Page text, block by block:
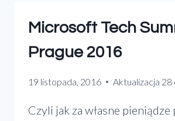
Microsoft Tech
Prague 2016
19 listopada, 2016 Aktualizacja 28
Czyli jak za własne pieniądze